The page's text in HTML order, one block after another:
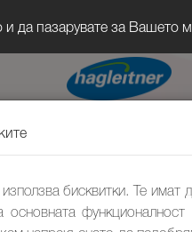
да пазарувате за Вашето
бисквитки. Те имат
основната